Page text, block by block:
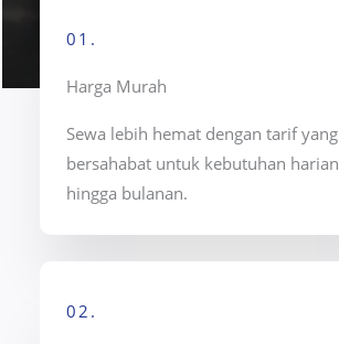
01.
Harga Murah
Sewa lebih hemat dengan tarif yang
bersahabat untuk kebutuhan harian
hingga bulanan.
02.